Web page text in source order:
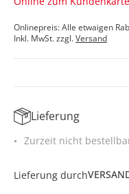
Onlinepreis: Alle etwaigen
Inkl. MwSt. zzgl.Versand
Lieferung
Zurzeit nicht
Lieferung durch